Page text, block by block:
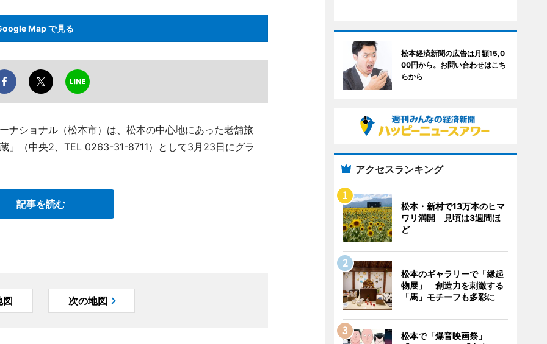
Map で見る
ナショナル（松本市）は、松本の中心地にあった老舗旅
」（中央2、TEL 0263-31-8711）として3月23日にグラ
記事を読む
図 次の地図
松本経済新聞の広告は月額15,0
00円から。お問い合わせはこち
らから
アクセスランキング
松本・新村で13万本のヒマ
ワリ満開 見頃は3週間ほ
ど
松本のギャラリーで「縁起
物展」 創造力を刺激する
「馬」モチーフも多彩に
松本で「爆音映画祭」